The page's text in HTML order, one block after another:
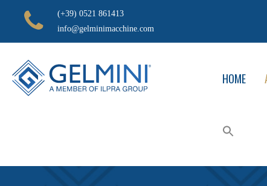
(+39) 0521 861413
info@gelminimacchine.com
HOME